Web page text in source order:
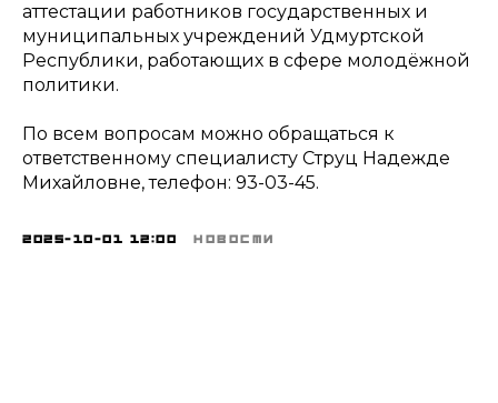
аттестации работников государственных и
муниципальных учреждений Удмуртской
Республики, работающих в сфере молодёжной
политики.
По всем вопросам можно обращаться к
ответственному специалисту Струц Надежде
Михайловне, телефон: 93-03-45.
2025-10-01 12:00 НОВОСТИ